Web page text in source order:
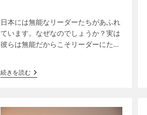
日本には無能なリーダーたちがあふれ
ています。なぜなのでしょうか？実は
彼らは無能だからこそリーダーにたど
のリーダーとしては危険な特性が…
続きを読む